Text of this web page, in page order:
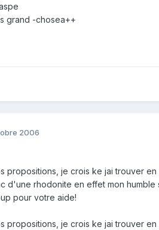
grand -chosea++
2006
propositions, je crois ke jai trouver
d'une rhodonite en effet mon
pour votre aide!
propositions, je crois ke jai trouver